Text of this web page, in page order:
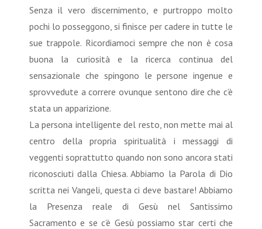
Senza il vero discernimento, e purtroppo molto
pochi lo posseggono, si finisce per cadere in tutte le
sue trappole. Ricordiamoci sempre che non è cosa
buona la curiosità e la ricerca continua del
sensazionale che spingono le persone ingenue e
sprovvedute a correre ovunque sentono dire che c’è
stata un apparizione.
La persona intelligente del resto, non mette mai al
centro della propria spiritualità i messaggi di
veggenti soprattutto quando non sono ancora stati
riconosciuti dalla Chiesa. Abbiamo la Parola di Dio
scritta nei Vangeli, questa ci deve bastare! Abbiamo
la Presenza reale di Gesù nel Santissimo
Sacramento e se c’è Gesù possiamo star certi che